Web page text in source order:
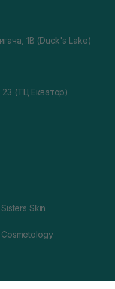
1В (Duck's Lake)
23 (ТЦ Екватор)
Sisters Skin
Cosmetology